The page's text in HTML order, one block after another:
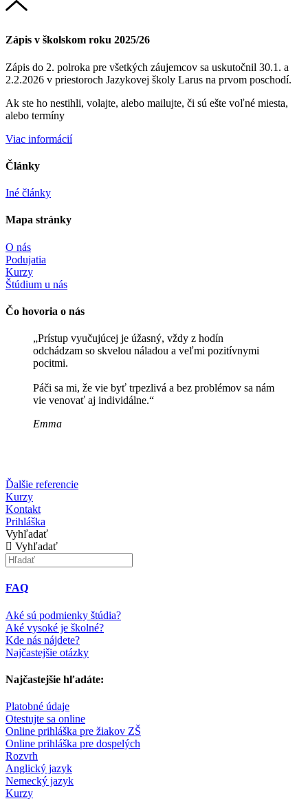
Zápis v školskom roku 2025/26
Zápis do 2. polroka pre všetkých záujemcov sa uskutočnil 30.1. a
2.2.2026 v priestoroch Jazykovej školy Larus na prvom poschodí.
Ak ste ho nestihli, volajte, alebo mailujte, či sú ešte voľné miesta,
alebo termíny
Viac informácií
Články
Iné články
Mapa stránky
O nás
Podujatia
Kurzy
Štúdium u nás
Čo hovoria o nás
„Prístup vyučujúcej je úžasný, vždy z hodín
odchádzam so skvelou náladou a veľmi pozitívnymi
pocitmi.
Páči sa mi, že vie byť trpezlivá a bez problémov sa nám
vie venovať aj individálne.“
Emma
Ďalšie referencie
Kurzy
Kontakt
Prihláška
Vyhľadať
Vyhľadať
FAQ
Aké sú podmienky štúdia?
Aké vysoké je školné?
Kde nás nájdete?
Najčastejšie otázky
Najčastejšie hľadáte:
Platobné údaje
Otestujte sa online
Online prihláška pre žiakov ZŠ
Online prihláška pre dospelých
Rozvrh
Anglický jazyk
Nemecký jazyk
Kurzy